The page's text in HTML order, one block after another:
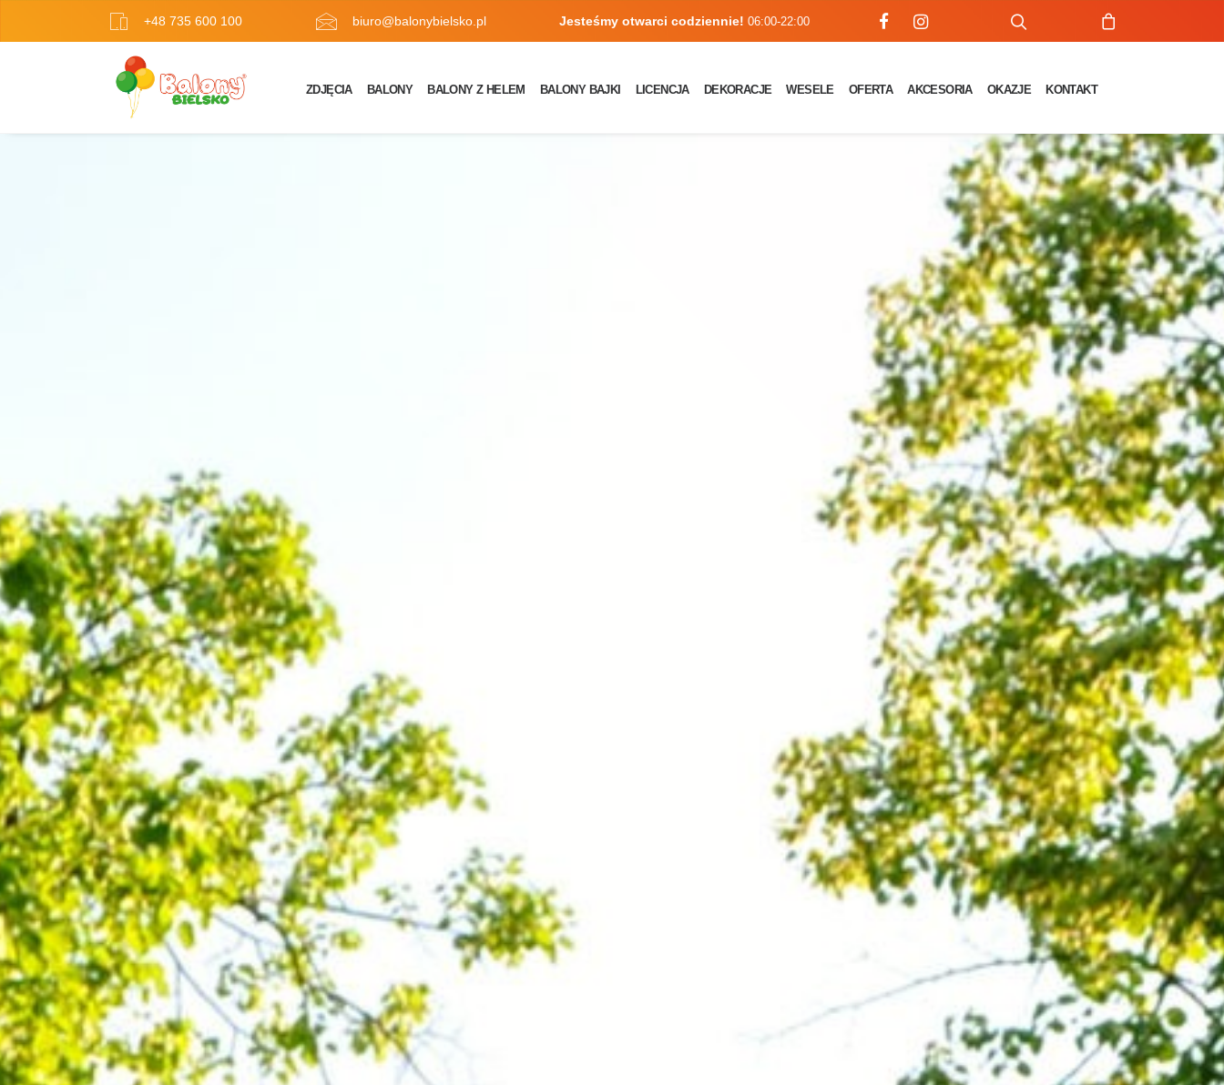
+48 735 600 100 biuro@balonybielsko.pl Jesteśmy otwarci codziennie! 06:00-22:00
ZDJĘCIA BALONY BALONY Z HELEM BALONY BAJKI LICENCJA DEKORACJE WESELE OFERTA AKCESORIA OKAZJE KONTAKT